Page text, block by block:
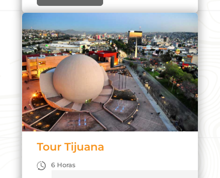
Tour Tijuana
6 Horas